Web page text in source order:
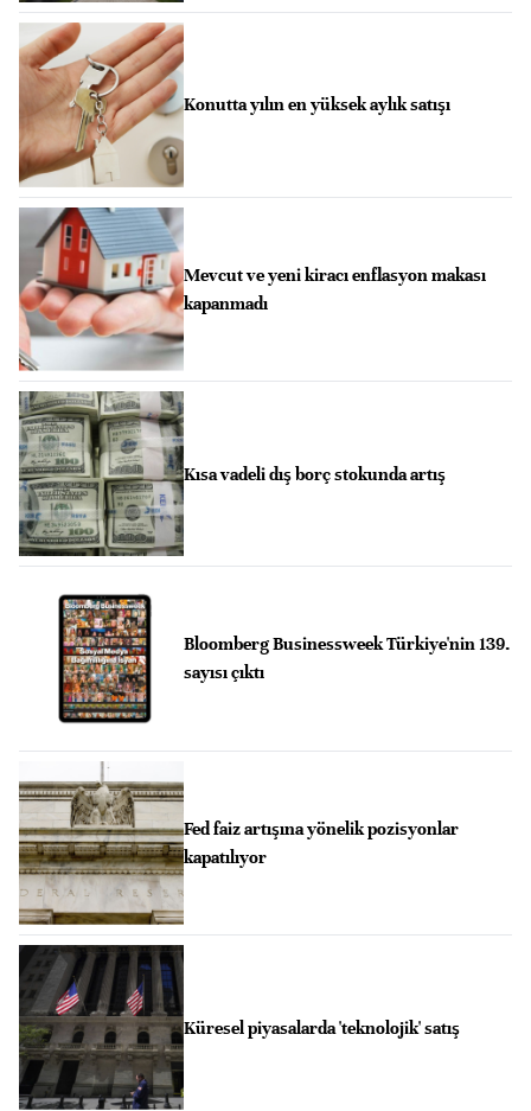
Konutta yılın en yüksek aylık satışı
Mevcut ve yeni kiracı enflasyon makası
kapanmadı
Kısa vadeli dış borç stokunda artış
Bloomberg Businessweek Türkiye'nin 139.
sayısı çıktı
Fed faiz artışına yönelik pozisyonlar
kapatılıyor
Küresel piyasalarda 'teknolojik' satış